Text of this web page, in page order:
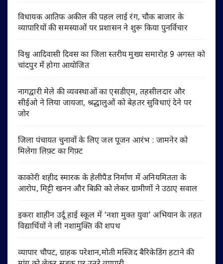
विधायक आतिफ अकील की पहल लाई रंग, चौक बाजार के
व्यापारियों की समस्याओं पर प्रशासन ने शुरू किया पुनर्विचार
विश्व आदिवासी दिवस का जिला स्तरीय मुख्य समारोह 9 अगस्त को
चांदपुर में होगा आयोजित
नागद्वारी मेले की व्यवस्थाओं का एसडीएम, तहसीलदार और
सीईओ ने लिया जायजा, श्रद्धालुओं को बेहतर सुविधाएं देने पर
जोर
जिला पंचायत चुनावों के लिए जल पूजन आरंभ : जामनेर को
मिलेगा लिफ़्ट का गिफ़्ट
काकोरी शहीद स्मारक के हेलीपैड निर्माण में अनियमितता के
आरोप, मिट्टी खनन और बिक्री को लेकर ग्रामीणों ने उठाए सवाल
इकरा शाहीन उर्दू हाई स्कूल में ‘नशा मुक्त युवा’ अभियान के तहत
विद्यार्थियों ने ली नशामुक्ति की शपथ
व्यापार चौपट, ग्राहक परेशान,मोती मस्जिद बैरिकेडिंग हटाने की